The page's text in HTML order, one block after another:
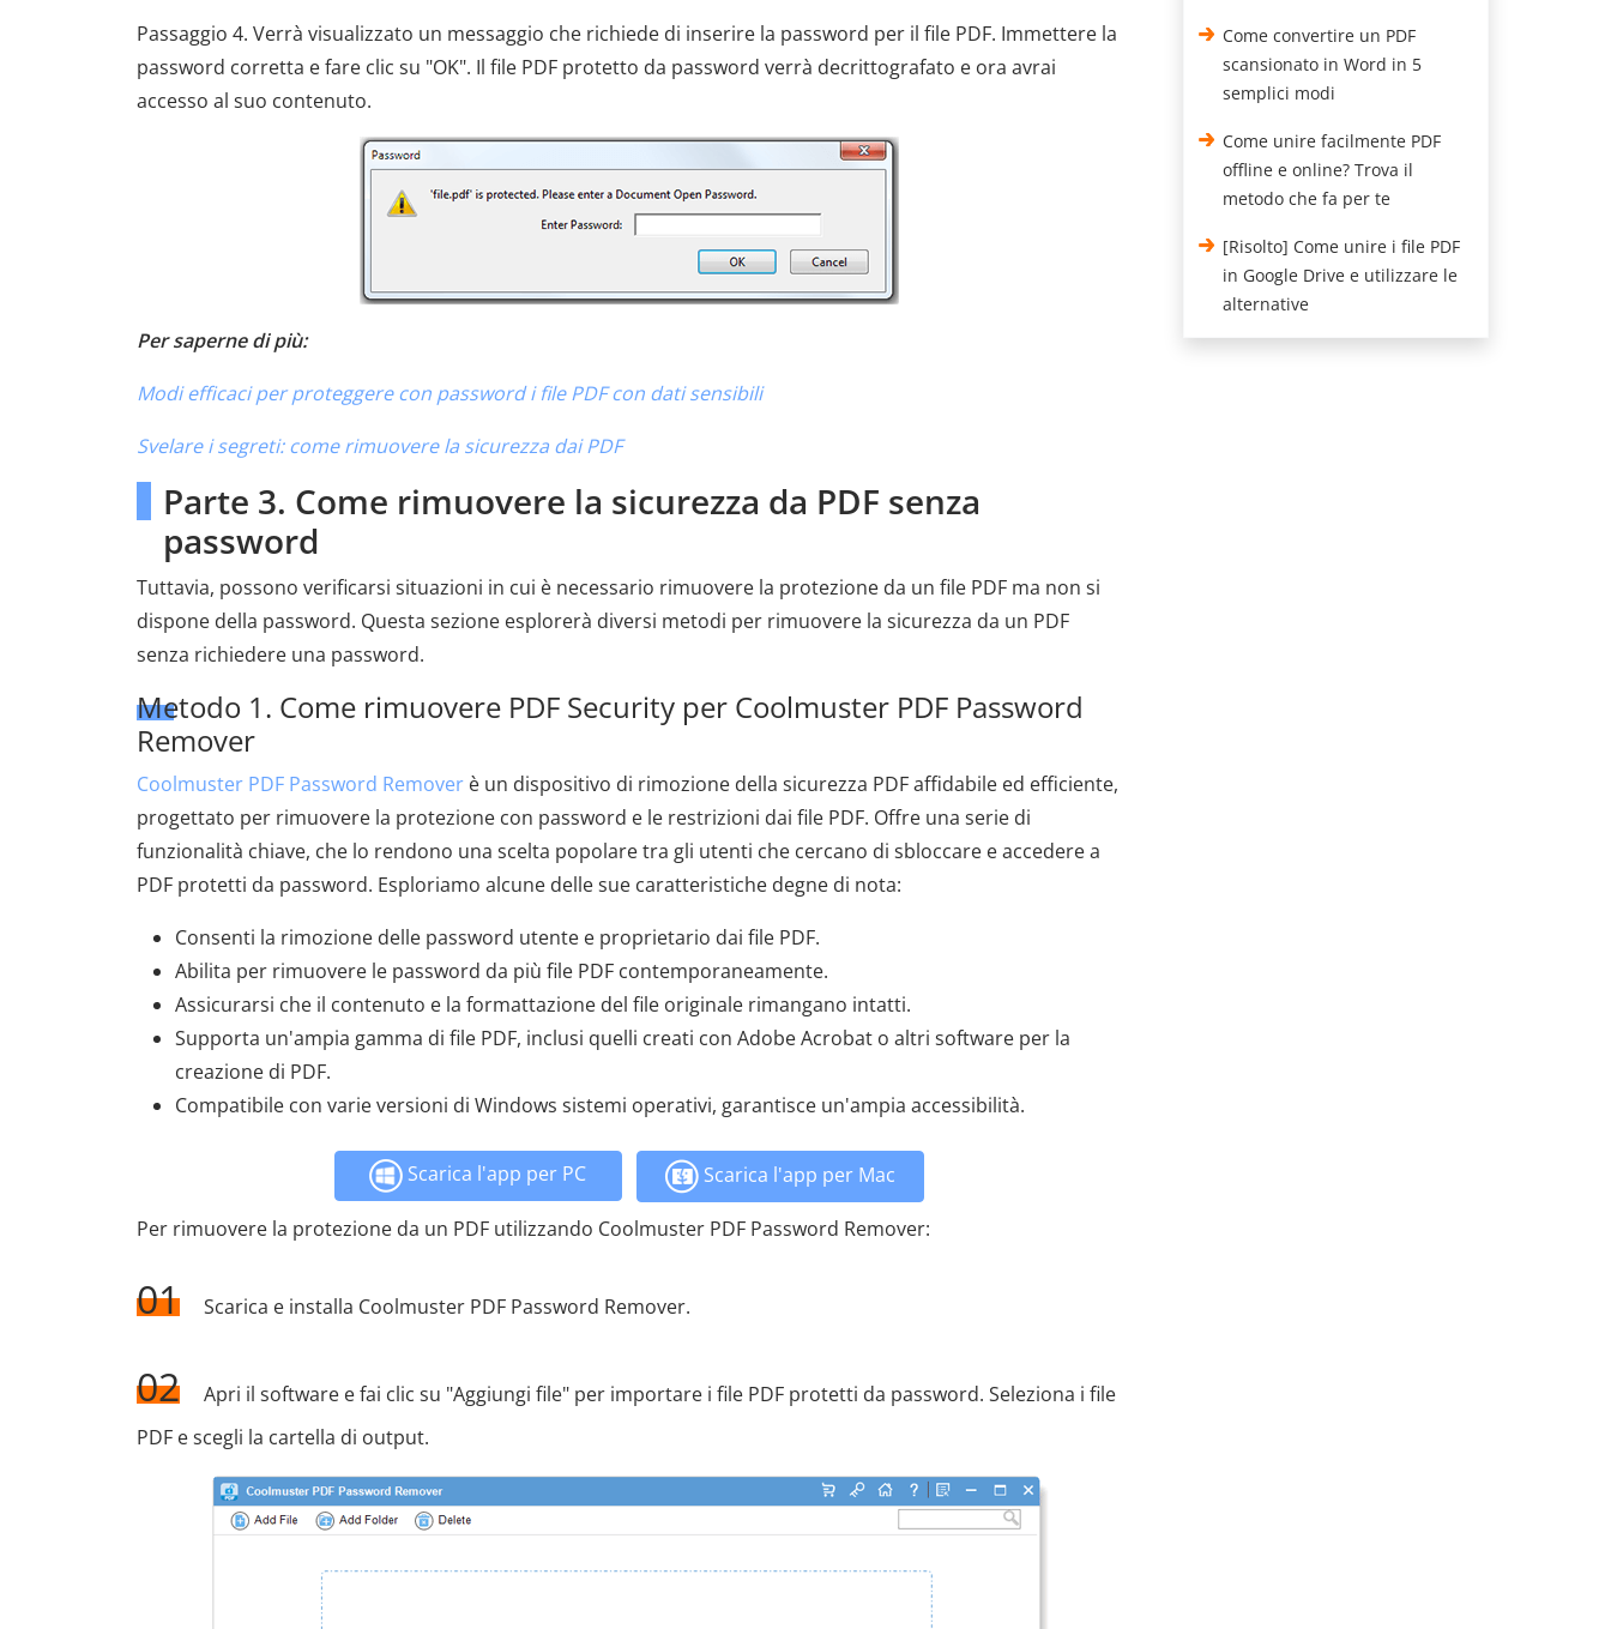
Passaggio 4. Verrà visualizzato un messaggio che richiede di inserire la password per il file PDF. Immettere la
password corretta e fare clic su "OK". Il file PDF protetto da password verrà decrittografato e ora avrai
accesso al suo contenuto.
Per saperne di più:
Modi efficaci per proteggere con password i file PDF con dati sensibili
Svelare i segreti: come rimuovere la sicurezza dai PDF
Parte 3. Come rimuovere la sicurezza da PDF senza
password
Tuttavia, possono verificarsi situazioni in cui è necessario rimuovere la protezione da un file PDF ma non si
dispone della password. Questa sezione esplorerà diversi metodi per rimuovere la sicurezza da un PDF
senza richiedere una password.
Metodo 1. Come rimuovere PDF Security per Coolmuster PDF Password
Remover
Coolmuster PDF Password Remover è un dispositivo di rimozione della sicurezza PDF affidabile ed efficiente,
progettato per rimuovere la protezione con password e le restrizioni dai file PDF. Offre una serie di
funzionalità chiave, che lo rendono una scelta popolare tra gli utenti che cercano di sbloccare e accedere a
PDF protetti da password. Esploriamo alcune delle sue caratteristiche degne di nota:
Consenti la rimozione delle password utente e proprietario dai file PDF.
Abilita per rimuovere le password da più file PDF contemporaneamente.
Assicurarsi che il contenuto e la formattazione del file originale rimangano intatti.
Supporta un'ampia gamma di file PDF, inclusi quelli creati con Adobe Acrobat o altri software per la
creazione di PDF.
Compatibile con varie versioni di Windows sistemi operativi, garantisce un'ampia accessibilità.
Scarica l'app per PC Scarica l'app per Mac
Per rimuovere la protezione da un PDF utilizzando Coolmuster PDF Password Remover:
01 Scarica e installa Coolmuster PDF Password Remover.
02
Apri il software e fai clic su "Aggiungi file" per importare i file PDF protetti da password. Seleziona i file
PDF e scegli la cartella di output.
Come convertire un PDF
scansionato in Word in 5
semplici modi
Come unire facilmente PDF
offline e online? Trova il
metodo che fa per te
[Risolto] Come unire i file PDF
in Google Drive e utilizzare le
alternative